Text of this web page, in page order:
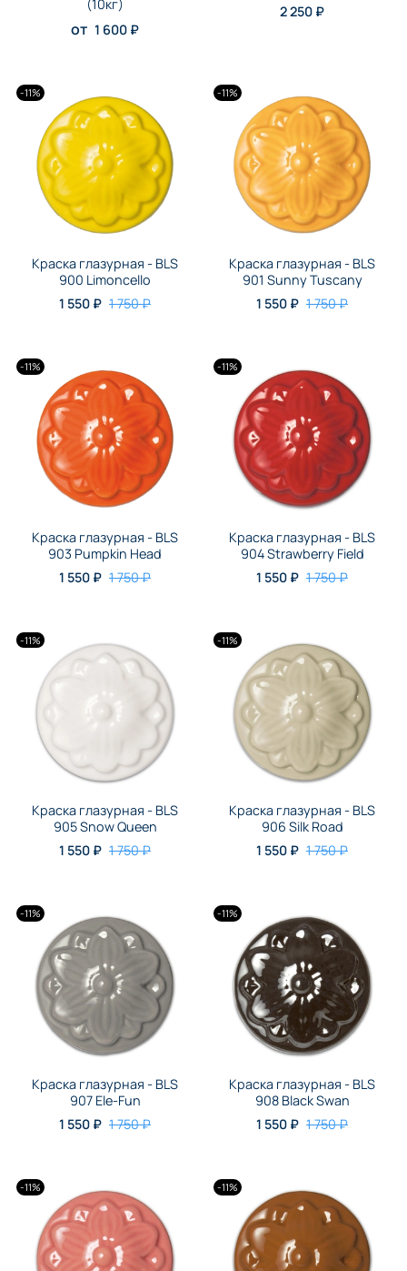
(10кг)
от 1 600 ₽
2 250 ₽
-11%
Краска глазурная - BLS
900 Limoncello
1 550 ₽ 1 750 ₽
-11%
Краска глазурная - BLS
901 Sunny Tuscany
1 550 ₽ 1 750 ₽
-11%
Краска глазурная - BLS
903 Pumpkin Head
1 550 ₽ 1 750 ₽
-11%
Краска глазурная - BLS
904 Strawberry Field
1 550 ₽ 1 750 ₽
-11%
Краска глазурная - BLS
905 Snow Queen
1 550 ₽ 1 750 ₽
-11%
Краска глазурная - BLS
906 Silk Road
1 550 ₽ 1 750 ₽
-11%
Краска глазурная - BLS
907 Ele-Fun
1 550 ₽ 1 750 ₽
-11%
Краска глазурная - BLS
908 Black Swan
1 550 ₽ 1 750 ₽
-11% -11%